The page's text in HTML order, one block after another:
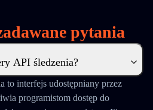
pytania
API śledzenia?
to interfejs udostępniany przez
programistom dostęp do